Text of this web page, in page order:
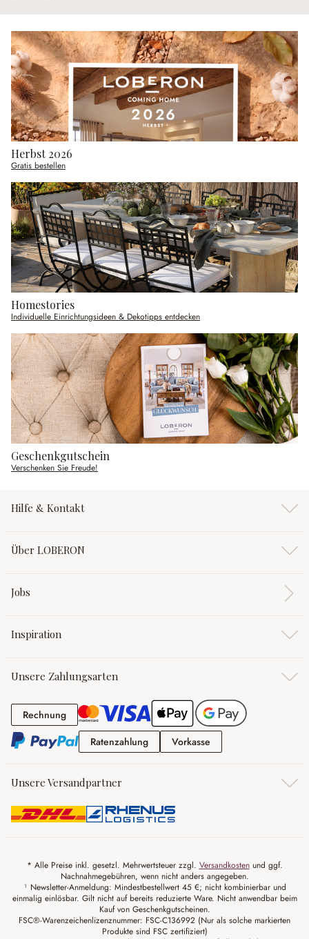
Herbst 2026
Gratis bestellen
Homestories
Individuelle Einrichtungsideen & Dekotipps entdecken
Geschenkgutschein
Verschenken Sie Freude!
Hilfe & Kontakt
Über LOBERON
Jobs
Inspiration
Unsere Zahlungsarten
RechnungRechnung
RatenzahlungRatenzahlung
Vorkasse
Unsere Versandpartner
* Alle Preise inkl. gesetzl. Mehrwertsteuer zzgl. Versandkostenund ggf.
Nachnahmegebühren, wenn nicht anders angegeben.
¹ Newsletter-Anmeldung: Mindestbestellwert 45 €; nicht kombinierbar und
einmalig einlösbar. Gilt nicht auf bereits reduzierte Ware. Nicht anwendbar beim
Kauf von Geschenkgutscheinen.
FSC®-Warenzeichenlizenznummer: FSC-C136992 (Nur als solche markierten
Produkte sind FSC zertifiziert)